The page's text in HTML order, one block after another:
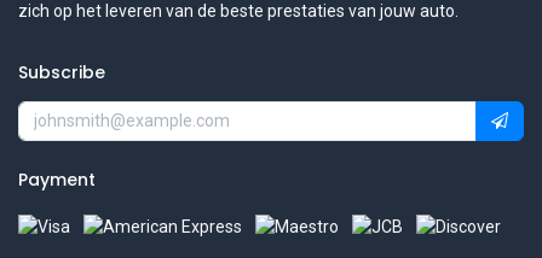
zich op het leveren van de beste prestaties van jouw auto.
Subscribe
Payment